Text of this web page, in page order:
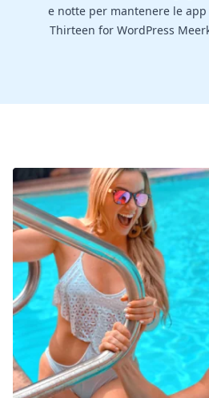
e notte per mantenere le
Thirteen for WordPress